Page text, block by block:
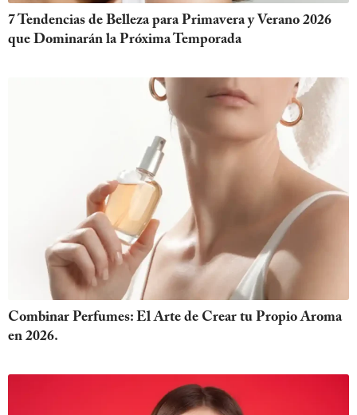
7 Tendencias de Belleza para Primavera y Verano 2026
que Dominarán la Próxima Temporada
Combinar Perfumes: El Arte de Crear tu Propio Aroma
en 2026.